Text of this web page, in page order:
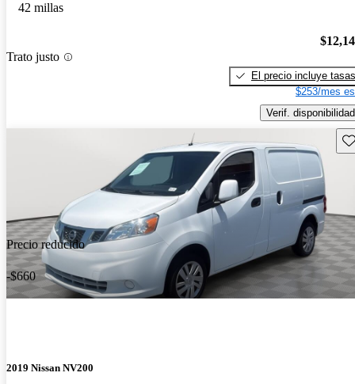
42 millas
Trato justo
El precio incluye tasas
$253/mes
Verif. disponibilidad
Precio reducido
-$660
2019 Nissan NV200